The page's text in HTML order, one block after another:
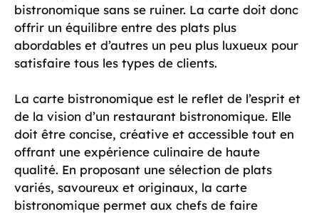
bistronomique sans se ruiner. La carte doit donc
offrir un équilibre entre des plats plus
abordables et d’autres un peu plus luxueux pour
satisfaire tous les types de clients.
La carte bistronomique est le reflet de l’esprit et
de la vision d’un restaurant bistronomique. Elle
doit être concise, créative et accessible tout en
offrant une expérience culinaire de haute
qualité. En proposant une sélection de plats
variés, savoureux et originaux, la carte
bistronomique permet aux chefs de faire